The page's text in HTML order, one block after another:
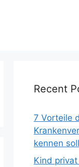
Recent
7 Vorteile
kennen
Kind